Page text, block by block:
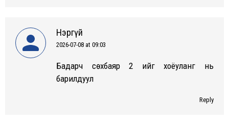
Нэргүй
says:
2026-07-08 at 09:03
Бадарч Өсөхбаяр 2 ийг хоёуланг нь
барилдуул
Reply